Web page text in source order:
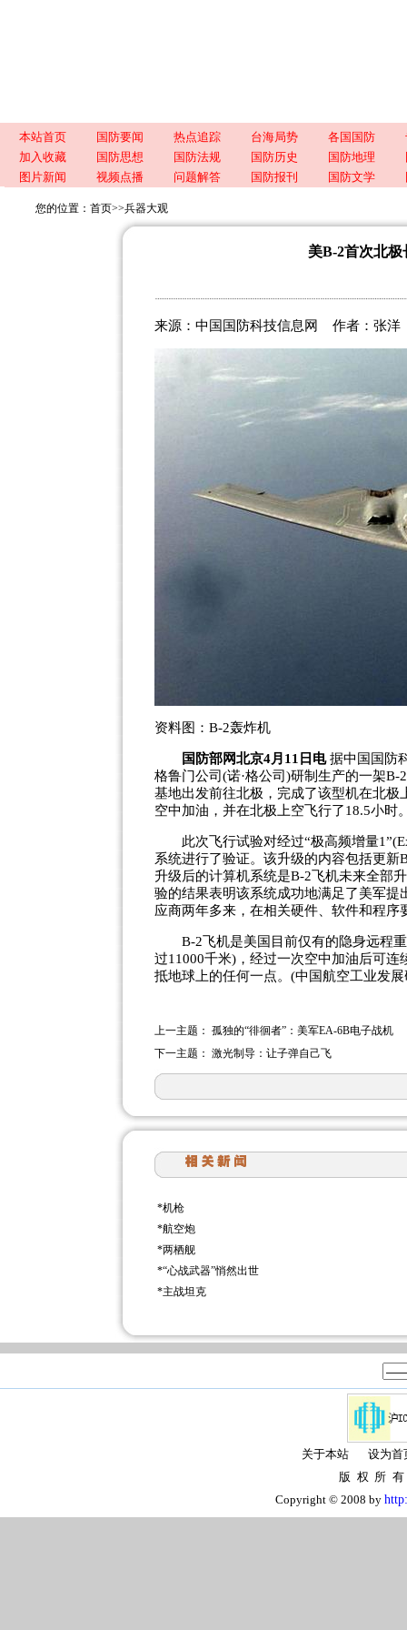
本站首页 国防要闻 热点追踪 台海局势 各国国防
加入收藏
国防思想 国防法规 国防历史 国防地理
图片新闻
视频点播 问题解答 国防报刊 国防文学
您的位置： 首页>>兵器大观
美B-2首次北
来源：中国国防科技信息网 作者：张
资料图：B-2轰炸机
国防部网北京4月11日电据中国国防
格鲁门公司(诺·格公司)研制生产的一架
基地出发前往北极，完成了该型机在北
空中加油，并在北极上空飞行了18.5小时
此次飞行试验对经过“极高频增量
系统进行了验证。该升级的内容包括更
升级后的计算机系统是B-2飞机未来全部
验的结果表明该系统成功地满足了美军提
应商两年多来，在相关硬件、软件和程
B-2飞机是美国目前仅有的隐身远程重
过11000千米)，经过一次空中加油后可
抵地球上的任何一点。(中国航空工业发
上一主题： 孤独的“徘徊者”：美军EA-6B电子战机
下一主题： 激光制导：让子弹自己飞
*机枪
*航空炮
*两栖舰
*“心战武器”悄然出世
*主战坦克